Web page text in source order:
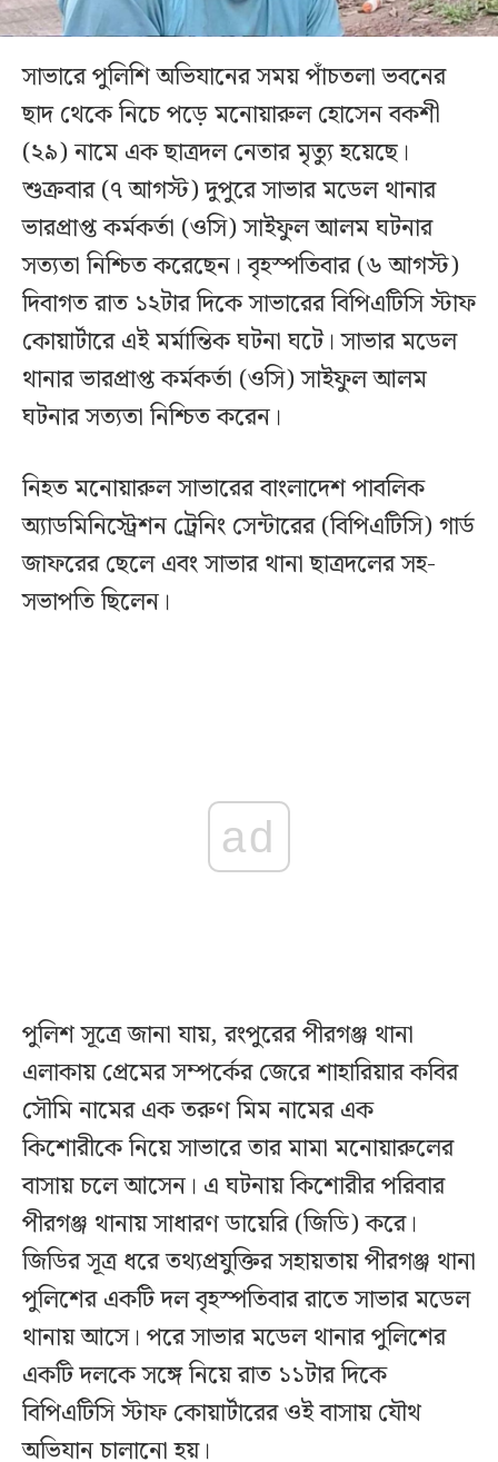
সাভারে পুলিশি অভিযানের সময় পাঁচতলা ভবনের
ছাদ থেকে নিচে পড়ে মনোয়ারুল হোসেন বকশী
(২৯) নামে এক ছাত্রদল নেতার মৃত্যু হয়েছে।
শুক্রবার (৭ আগস্ট) দুপুরে সাভার মডেল থানার
ভারপ্রাপ্ত কর্মকর্তা (ওসি) সাইফুল আলম ঘটনার
সত্যতা নিশ্চিত করেছেন। বৃহস্পতিবার (৬ আগস্ট)
দিবাগত রাত ১২টার দিকে সাভারের বিপিএটিসি স্টাফ
কোয়ার্টারে এই মর্মান্তিক ঘটনা ঘটে। সাভার মডেল
থানার ভারপ্রাপ্ত কর্মকর্তা (ওসি) সাইফুল আলম
ঘটনার সত্যতা নিশ্চিত করেন।
নিহত মনোয়ারুল সাভারের বাংলাদেশ পাবলিক
অ্যাডমিনিস্ট্রেশন ট্রেনিং সেন্টারের (বিপিএটিসি) গার্ড
জাফরের ছেলে এবং সাভার থানা ছাত্রদলের সহ-
সভাপতি ছিলেন।
ad
পুলিশ সূত্রে জানা যায়, রংপুরের পীরগঞ্জ থানা
এলাকায় প্রেমের সম্পর্কের জেরে শাহারিয়ার কবির
সৌমি নামের এক তরুণ মিম নামের এক
কিশোরীকে নিয়ে সাভারে তার মামা মনোয়ারুলের
বাসায় চলে আসেন। এ ঘটনায় কিশোরীর পরিবার
পীরগঞ্জ থানায় সাধারণ ডায়েরি (জিডি) করে।
জিডির সূত্র ধরে তথ্যপ্রযুক্তির সহায়তায় পীরগঞ্জ থানা
পুলিশের একটি দল বৃহস্পতিবার রাতে সাভার মডেল
থানায় আসে। পরে সাভার মডেল থানার পুলিশের
একটি দলকে সঙ্গে নিয়ে রাত ১১টার দিকে
বিপিএটিসি স্টাফ কোয়ার্টারের ওই বাসায় যৌথ
অভিযান চালানো হয়।